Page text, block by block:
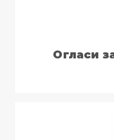
Огласи